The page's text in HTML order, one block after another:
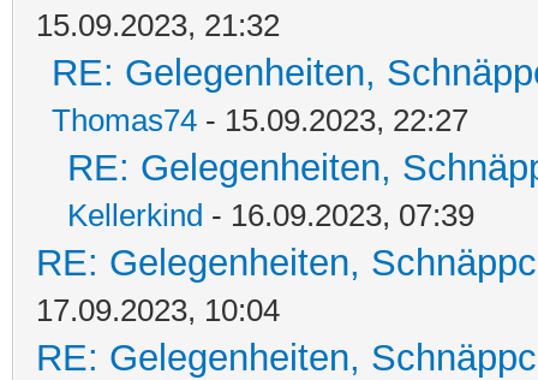
15.09.2023, 21:32
RE: Gelegenheiten,
Thomas74 - 15.09.2023, 22:27
RE: Gelegenheiten,
Kellerkind - 16.09.2023, 07:39
RE: Gelegenheiten,
17.09.2023, 10:04
RE: Gelegenheiten,